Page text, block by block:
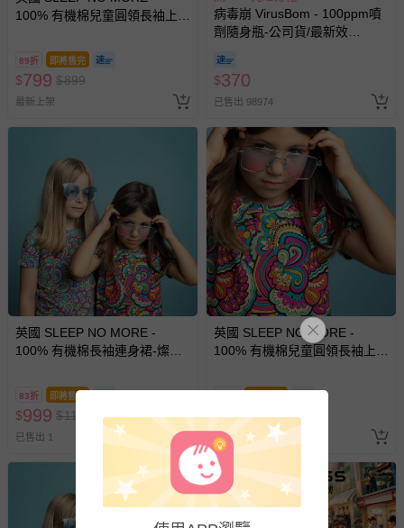
100% 有機棉兒童圓領長袖上
89折 即將售完
$799 $899
最新上架
病毒崩 VirusBom - 100ppm噴
劑隨身瓶-公司貨/最新效
$370
已售出 98974
英國 SLEEP NO MORE -
100% 有機棉長袖連身裙-燦爛
83折 即將售完
$999 $1199
已售出 1
英國 SLEEP NO MORE -
100% 有機棉兒童圓領長袖上
$799 $899
已售出 1